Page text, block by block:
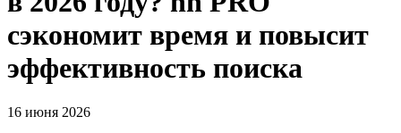
сэкономит время и повысит
эффективность поиска
16 июня 2026